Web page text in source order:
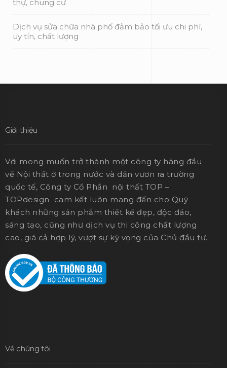
thự, chung cư
Dịch vụ sửa chữa nhà phố đảm bảo tối ưu chi phí,
uy tín, chất lượng
Giới thiệu
Với mong muốn trở thành một công ty hàng đầu
về Nội thất ở trong nước và dần vươn ra trường
quốc tế, Công ty Cổ Phần nội thất TOP –
TOPdesign cam kết luôn mang đến cho Quý
khách những sản phẩm thiết kế đẹp, độc đáo,
sáng tạo, cũng như dịch vụ thi công chất lượng
cao, giá cả hợp lý, vượt sự kỳ vọng của Chủ đầu tư.
Về chúng tôi